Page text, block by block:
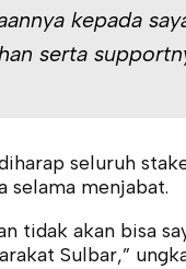
kepada
serta
seluruh
selama menjabat.
tidak akan bisa
Sulbar,”